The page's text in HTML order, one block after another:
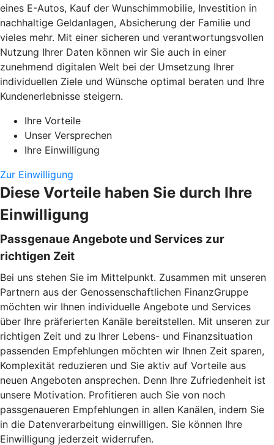
eines E-Autos, Kauf der Wunschimmobilie, Investition in
nachhaltige Geldanlagen, Absicherung der Familie und
vieles mehr. Mit einer sicheren und verantwortungsvollen
Nutzung Ihrer Daten können wir Sie auch in einer
zunehmend digitalen Welt bei der Umsetzung Ihrer
individuellen Ziele und Wünsche optimal beraten und Ihre
Kundenerlebnisse steigern.
Ihre Vorteile
Unser Versprechen
Ihre Einwilligung
Zur Einwilligung
Diese Vorteile haben Sie durch Ihre
Einwilligung
Passgenaue Angebote und Services zur
richtigen Zeit
Bei uns stehen Sie im Mittelpunkt. Zusammen mit unseren
Partnern aus der Genossenschaftlichen FinanzGruppe
möchten wir Ihnen individuelle Angebote und Services
über Ihre präferierten Kanäle bereitstellen. Mit unseren zur
richtigen Zeit und zu Ihrer Lebens- und Finanzsituation
passenden Empfehlungen möchten wir Ihnen Zeit sparen,
Komplexität reduzieren und Sie aktiv auf Vorteile aus
neuen Angeboten ansprechen. Denn Ihre Zufriedenheit ist
unsere Motivation. Profitieren auch Sie von noch
passgenaueren Empfehlungen in allen Kanälen, indem Sie
in die Datenverarbeitung einwilligen. Sie können Ihre
Einwilligung jederzeit widerrufen.